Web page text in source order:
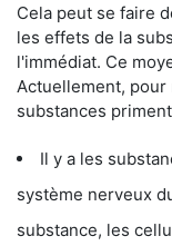
Cela peut se faire
les effets de la
l'immédiat. Ce
Actuellement,
substances
Il y a les
système nerveux
substance, les